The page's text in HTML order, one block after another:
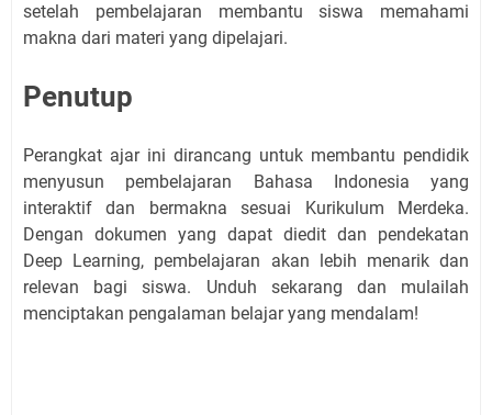
setelah pembelajaran membantu siswa memahami
makna dari materi yang dipelajari.
Penutup
Perangkat ajar ini dirancang untuk membantu pendidik
menyusun pembelajaran Bahasa Indonesia yang
interaktif dan bermakna sesuai Kurikulum Merdeka.
Dengan dokumen yang dapat diedit dan pendekatan
Deep Learning, pembelajaran akan lebih menarik dan
relevan bagi siswa. Unduh sekarang dan mulailah
menciptakan pengalaman belajar yang mendalam!